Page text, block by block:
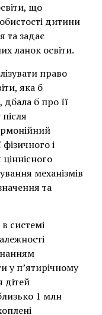
що
дитини
та задає
ланок освіти.
право
яка б
б про її
і
механізмів
та
системі
у п’ятирічному
дітей
1 млн